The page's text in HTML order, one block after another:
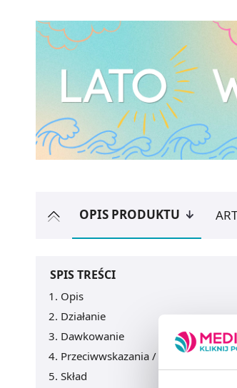
OPIS PRODUKTU
SPIS TREŚCI
Opis
Działanie
Dawkowanie
Przeciwwskazania / Informacje o
Skład